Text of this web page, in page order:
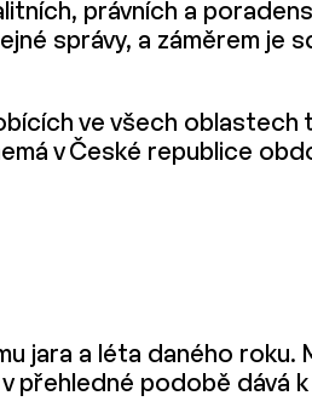
právních a
správy, a záměrem je
ve všech oblastech
v České republice
jara a léta daného roku.
přehledné podobě dává